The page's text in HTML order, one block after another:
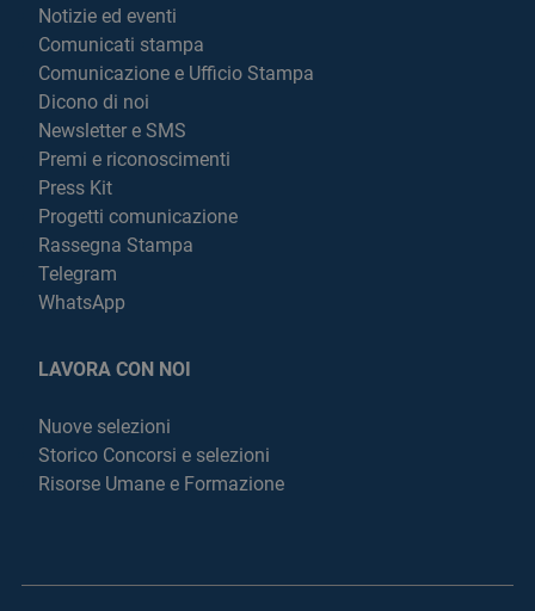
Notizie ed eventi
Comunicati stampa
Comunicazione e Ufficio Stampa
Dicono di noi
Newsletter e SMS
Premi e riconoscimenti
Press Kit
Progetti comunicazione
Rassegna Stampa
Telegram
WhatsApp
LAVORA CON NOI
Nuove selezioni
Storico Concorsi e selezioni
Risorse Umane e Formazione